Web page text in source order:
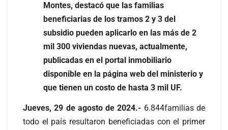
Montes, destacó que las familias
beneficiarias de los tramos 2 y 3 del
subsidio pueden aplicarlo en las más de 2
mil 300 viviendas nuevas, actualmente,
publicadas en el portal inmobiliario
disponible en la página web del ministerio y
que tienen un costo de hasta 3 mil UF.
Jueves, 29 de agosto de 2024.- 6.844familias de
todo el país resultaron beneficiadas con el primer